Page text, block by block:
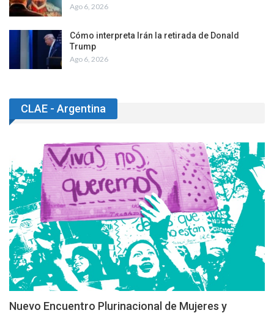
Ago 6, 2026
Cómo interpreta Irán la retirada de Donald
Trump
Ago 6, 2026
CLAE - Argentina
Nuevo Encuentro Plurinacional de Mujeres y